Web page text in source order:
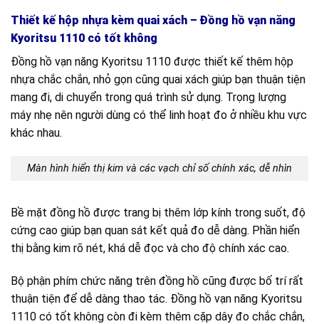
Thiết kế hộp nhựa kèm quai xách – Đồng hồ vạn năng
Kyoritsu 1110 có tốt không
Đồng hồ vạn năng Kyoritsu 1110 được thiết kế thêm hộp
nhựa chắc chắn, nhỏ gọn cũng quai xách giúp bạn thuận tiện
mang đi, di chuyển trong quá trình sử dụng. Trọng lượng
máy nhẹ nên người dùng có thể linh hoạt đo ở nhiều khu vực
khác nhau.
Màn hình hiển thị kim và các vạch chỉ số chính xác, dễ nhìn
Bề mặt đồng hồ được trang bị thêm lớp kính trong suốt, độ
cứng cao giúp bạn quan sát kết quả đo dễ dàng. Phần hiển
thị bằng kim rõ nét, khá dễ đọc và cho độ chính xác cao.
Bộ phận phím chức năng trên đồng hồ cũng được bố trí rất
thuận tiện để dễ dàng thao tác. Đồng hồ vạn năng Kyoritsu
1110 có tốt không còn đi kèm thêm cặp dây đo chắc chắn,